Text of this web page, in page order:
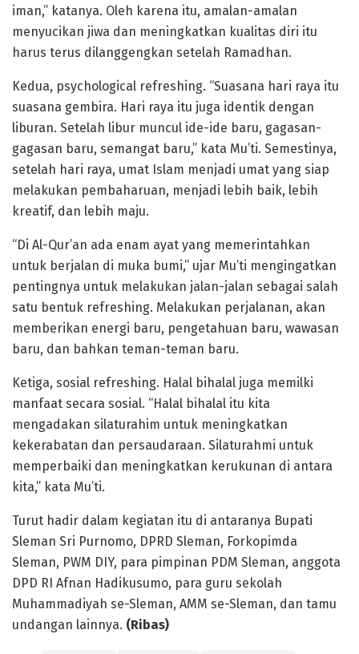
iman,” katanya. Oleh karena itu, amalan-amalan
menyucikan jiwa dan meningkatkan kualitas diri itu
harus terus dilanggengkan setelah Ramadhan.
Kedua, psychological refreshing. “Suasana hari raya itu
suasana gembira. Hari raya itu juga identik dengan
liburan. Setelah libur muncul ide-ide baru, gagasan-
gagasan baru, semangat baru,” kata Mu’ti. Semestinya,
setelah hari raya, umat Islam menjadi umat yang siap
melakukan pembaharuan, menjadi lebih baik, lebih
kreatif, dan lebih maju.
“Di Al-Qur’an ada enam ayat yang memerintahkan
untuk berjalan di muka bumi,” ujar Mu’ti mengingatkan
pentingnya untuk melakukan jalan-jalan sebagai salah
satu bentuk refreshing. Melakukan perjalanan, akan
memberikan energi baru, pengetahuan baru, wawasan
baru, dan bahkan teman-teman baru.
Ketiga, sosial refreshing. Halal bihalal juga memilki
manfaat secara sosial. “Halal bihalal itu kita
mengadakan silaturahim untuk meningkatkan
kekerabatan dan persaudaraan. Silaturahmi untuk
memperbaiki dan meningkatkan kerukunan di antara
kita,” kata Mu’ti.
Turut hadir dalam kegiatan itu di antaranya Bupati
Sleman Sri Purnomo, DPRD Sleman, Forkopimda
Sleman, PWM DIY, para pimpinan PDM Sleman, anggota
DPD RI Afnan Hadikusumo, para guru sekolah
Muhammadiyah se-Sleman, AMM se-Sleman, dan tamu
undangan lainnya. (Ribas)